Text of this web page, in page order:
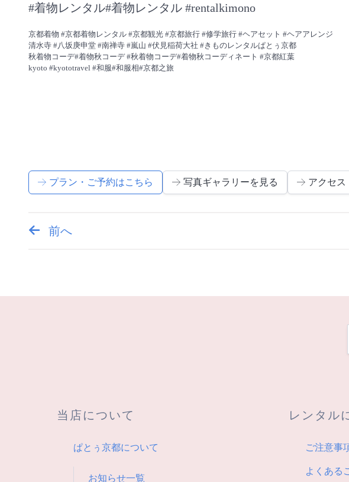
#着物レンタル#着物レンタル #rentalkimono
京都着物 #京都着物レンタル #京都観光 #京都旅行 #修学旅行 #ヘアセット #ヘアアレンジ
清水寺 #八坂庚申堂 #南禅寺 #嵐山 #伏見稲荷大社 #きものレンタルぱとぅ京都
秋着物コーデ#着物秋コーデ #秋着物コーデ#着物秋コーディネート #京都紅葉
kyoto #kyototravel #和服#和服相#京都之旅
プラン・ご予約はこちら 写真ギャラリーを見る アクセス
投
ナ
前へ
当店について
ぱとぅ京都について
お知らせ一覧
レンタル
ご注意事
よくある